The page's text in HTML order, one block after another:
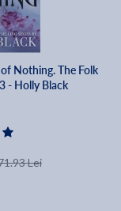
Nothing. The Folk
- Holly Black
Lei